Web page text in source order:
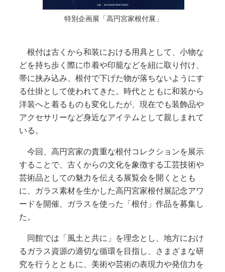
特別企画展「高円宮家根付展」
根付は古くから和装における用具として、小物な
どを持ち歩く際に巾着や印籠などを紐に取り付け、
帯に挟み込み、根付で下げた物が落ちないようにす
る仕掛として使われてきた。時代とともに和装から
洋装へと着るものも変化したが、現在でも装飾品や
アクセサリーなど身近なアイテムとして親しまれて
いる。
今回、高円宮家の貴重な根付コレクションを展示
することで、古くからの文化を象徴する工芸技術や
芸術品としての魅力を伝える展覧会を開くととも
に、ガラス素材を生かした高円宮家根付展記念アワ
ードを開催、ガラスを使った「根付」作品を募集し
た。
同館では「風土と共に」を理念とし、地方におけ
るガラス資源の適切な循環を目指し、さまざまな研
究を行うとともに、美術や芸術の表現力や発信力を